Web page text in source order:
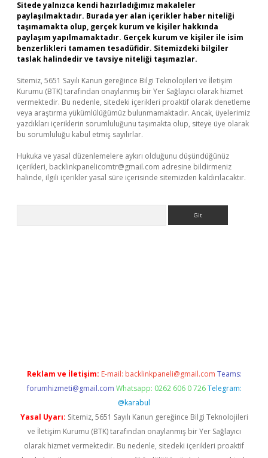
Sitede yalnızca kendi hazırladığımız makaleler
paylaşılmaktadır. Burada yer alan içerikler haber niteliği
taşımamakta olup, gerçek kurum ve kişiler hakkında
paylaşım yapılmamaktadır. Gerçek kurum ve kişiler ile isim
benzerlikleri tamamen tesadüfidir. Sitemizdeki bilgiler
taslak halindedir ve tavsiye niteliği taşımazlar.
Sitemiz, 5651 Sayılı Kanun gereğince Bilgi Teknolojileri ve İletişim
Kurumu (BTK) tarafından onaylanmış bir Yer Sağlayıcı olarak hizmet
vermektedir. Bu nedenle, sitedeki içerikleri proaktif olarak denetleme
veya araştırma yükümlülüğümüz bulunmamaktadır. Ancak, üyelerimiz
yazdıkları içeriklerin sorumluluğunu taşımakta olup, siteye üye olarak
bu sorumluluğu kabul etmiş sayılırlar.
Hukuka ve yasal düzenlemelere aykırı olduğunu düşündüğünüz
içerikleri, backlinkpanelicomtr@gmail.com adresine bildirmeniz
halinde, ilgili içerikler yasal süre içerisinde sitemizden kaldırılacaktır.
Reklam ve İletişim: E-mail: backlinkpaneli@gmail.com Teams:
forumhizmeti@gmail.com Whatsapp: 0262 606 0 726 Telegram:
@karabul
Yasal Uyarı: Sitemiz, 5651 Sayılı Kanun gereğince Bilgi Teknolojileri
ve İletişim Kurumu (BTK) tarafından onaylanmış bir Yer Sağlayıcı
olarak hizmet vermektedir. Bu nedenle, sitedeki içerikleri proaktif